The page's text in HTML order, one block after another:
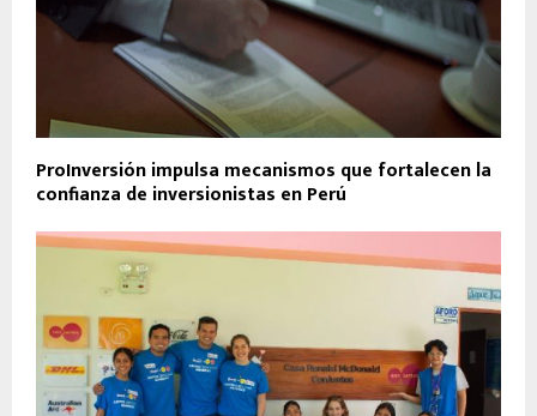
ProInversión impulsa mecanismos que fortalecen la
confianza de inversionistas en Perú